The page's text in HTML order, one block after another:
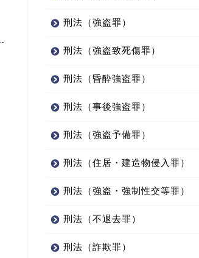
刑法（強盗罪）
刑法（強盗致死傷罪）
刑法（昏酔強盗罪）
刑法（事後強盗罪）
刑法（強盗予備罪）
刑法（住居・建造物侵入罪）
刑法（強盗・強制性交等罪）
刑法（不退去罪）
刑法（詐欺罪）